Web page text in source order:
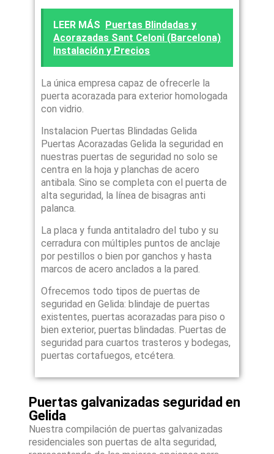
LEER MÁS
Puertas Blindadas y
Acorazadas Sant Celoni (Barcelona)
Instalación y Precios
La única empresa capaz de ofrecerle la
puerta acorazada para exterior homologada
con vidrio.
Instalacion Puertas Blindadas Gelida
Puertas Acorazadas Gelida la seguridad en
nuestras puertas de seguridad no solo se
centra en la hoja y planchas de acero
antibala. Sino se completa con el puerta de
alta seguridad, la línea de bisagras anti
palanca.
La placa y funda antitaladro del tubo y su
cerradura con múltiples puntos de anclaje
por pestillos o bien por ganchos y hasta
marcos de acero anclados a la pared.
Ofrecemos todo tipos de puertas de
seguridad en Gelida: blindaje de puertas
existentes, puertas acorazadas para piso o
bien exterior, puertas blindadas. Puertas de
seguridad para cuartos trasteros y bodegas,
puertas cortafuegos, etcétera.
Puertas galvanizadas seguridad en
Gelida
Nuestra compilación de puertas galvanizadas
residenciales son puertas de alta seguridad,